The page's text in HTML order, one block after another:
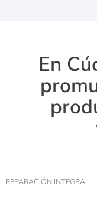
En
REPARACIÓN INTEGRAL